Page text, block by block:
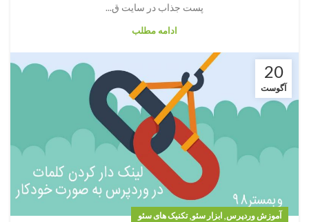
پست جذاب در سایت ق...
ادامه مطلب
20
آگوست
آموزش وردپرس, ابزار سئو,تکنیک های سئو